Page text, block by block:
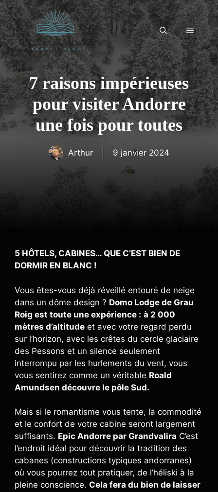
Aller
au
contenu
Menu
7 raisons impérieuses
pour visiter Andorre
une fois pour toutes
Arthur 9 janvier 2024
5 HÔTELS, CABINES… QUE C’EST BIEN DE
DORMIR EN BLANC !
Vous êtes-vous déjà réveillé entouré de neige
dans un dôme design ? Domo Lodge de Grau
Roig est toute une expérience : à 2 000
mètres d’altitude et avec votre regard perdu
sur l’horizon, avec les crêtes du cercle glaciaire
des Pessons et un silence seulement
interrompu par les hurlements du vent, vous
vous sentirez comme un véritable Roald
Amundsen découvre le pôle Sud.
Mais si le romantisme vous tente, la commodité
et le confort de votre cabine seront largement
suffisants. Epic Andorre par Grandvalira C’est
l’endroit idéal pour découvrir la tradition des
cabanes (constructions typiques andorranes)
où vous pourrez tout pratiquer, de l’héliski à la
pleine conscience. Cela fera du bien de laisser